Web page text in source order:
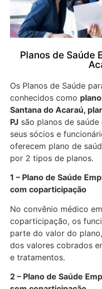
Planos de Saúde
Os Planos de Saúde
conhecidos como
Santana do Acaraú,
PJ são planos de
seus sócios e
oferecem plano de
por 2 tipos de planos.
1 – Plano de Saúde
com coparticipação
No convênio médico
coparticipação, os
parte do valor do
dos valores cobrados
e tratamentos.
2 – Plano de Saúde